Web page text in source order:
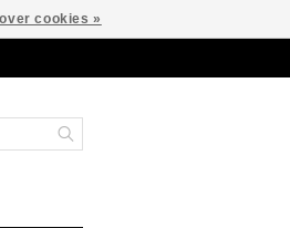
cookies »